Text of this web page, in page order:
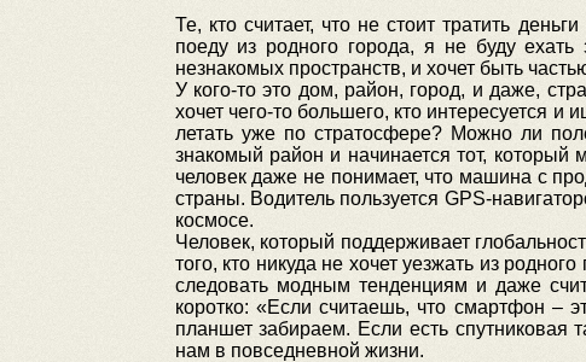
Те, кто считает, что не стоит тратить
поеду из родного города, я не буду
незнакомых пространств, и хочет быть
У кого-то это дом, район, город, и даже,
хочет чего-то большего, кто интересуется
летать уже по стратосфере? Можно ли
знакомый район и начинается тот,
человек даже не понимает, что машина с
страны. Водитель пользуется GPS-
космосе.
Человек, который поддерживает
того, кто никуда не хочет уезжать из
следовать модным тенденциям и даже
коротко: «Если считаешь, что смартфон –
планшет забираем. Если есть спутниковая
нам в повседневной жизни.